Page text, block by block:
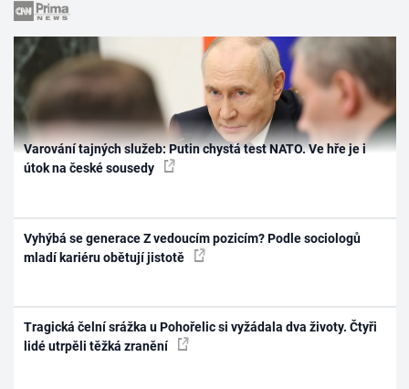
Varování tajných služeb: Putin chystá test NATO. Ve hře je i
útok na české sousedy
Vyhýbá se generace Z vedoucím pozicím? Podle sociologů
mladí kariéru obětují jistotě
Tragická čelní srážka u Pohořelic si vyžádala dva životy. Čtyři
lidé utrpěli těžká zranění